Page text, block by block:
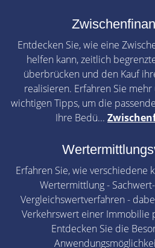
Entdecken Sie, wie eine
helfen kann, zeitlich
überbrücken und den Kauf
realisieren. Erfahren Sie
wichtigen Tipps, um die
Ihre Bedü...
Erfahren Sie, wie verschiedene
Wertermittlung -
Vergleichswertverfahren -
Verkehrswert einer Immobilie
Entdecken Sie die